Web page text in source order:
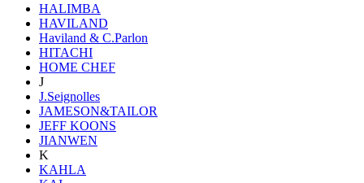
HALIMBA
HAVILAND
Haviland & C.Parlon
HITACHI
HOME CHEF
J
J.Seignolles
JAMESON&TAILOR
JEFF KOONS
JIANWEN
K
KAHLA